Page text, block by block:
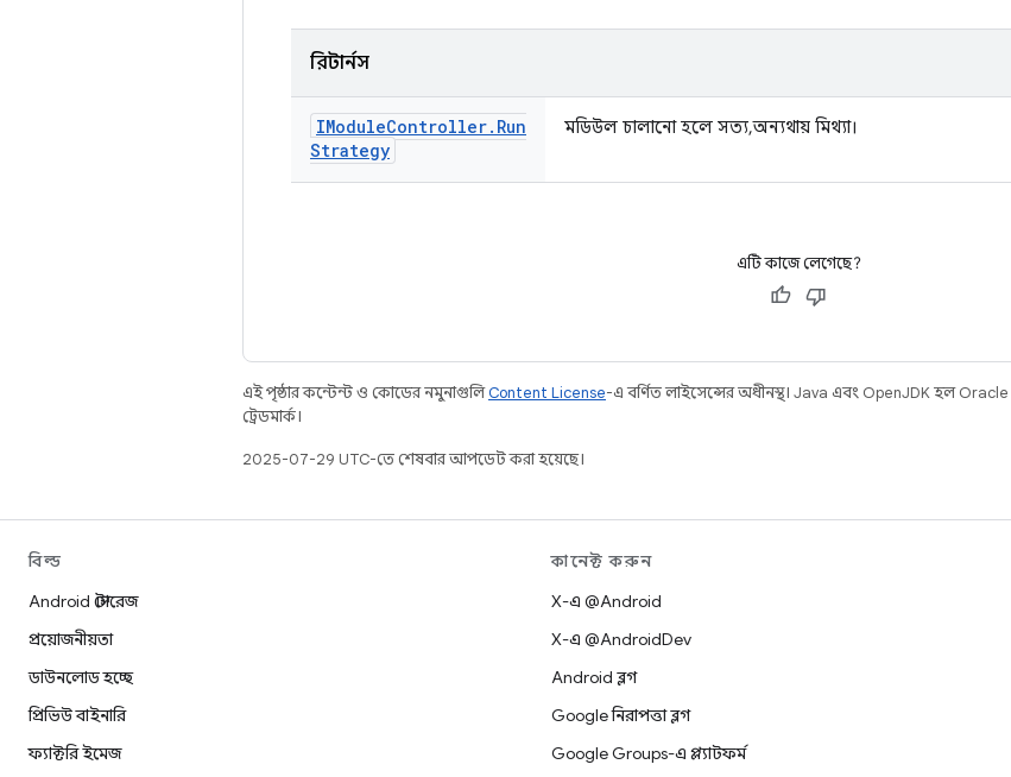
রিটার্নস
IModuleController. Run
Strategy
মডিউল চালানো হলে সত্য, অন্যথায় মিথ্যা।
এটি কাজে লেগেছে?
এই পৃষ্ঠার কন্টেন্ট ও কোডের নমুনাগুলিContent License-এ বর্ণিত লাইসেন্সের অধীনস্থ। Java এবং OpenJDK হল Oracle
ট্রেডমার্ক।
2025-07-29 UTC-তে শেষবার আপডেট করা হয়েছে।
বিল্ড
Android স্টোরেজ
প্রয়োজনীয়তা
ডাউনলোড হচ্ছে
প্রিভিউ বাইনারি
ফ্যাক্টরি ইমেজ
কানেক্ট করুন
X-এ @Android
X-এ @AndroidDev
Android ব্লগ
Google নিরাপত্তা ব্লগ
Google Groups-এ প্ল্যাটফর্ম